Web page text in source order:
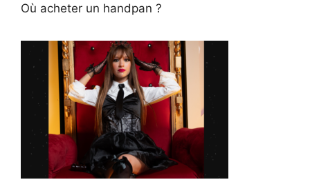
Où acheter un handpan ?